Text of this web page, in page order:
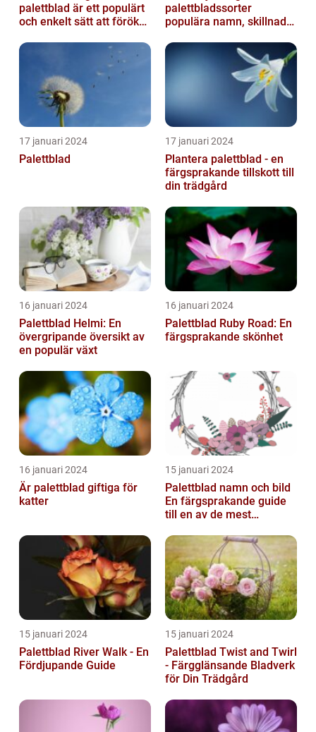
palettblad är ett populärt
och enkelt sätt att föröka
palettbladssorter
populära namn, skillnader
17 januari 2024
Palettblad
17 januari 2024
Plantera palettblad - en
färgsprakande tillskott till
din trädgård
16 januari 2024
Palettblad Helmi: En
övergripande översikt av
en populär växt
16 januari 2024
Palettblad Ruby Road: En
färgsprakande skönhet
16 januari 2024
Är palettblad giftiga för
katter
15 januari 2024
Palettblad namn och bild
En färgsprakande guide
till en av de mest
inomhusväxterna
15 januari 2024
Palettblad River Walk - En
Fördjupande Guide
15 januari 2024
Palettblad Twist and Twirl
- Färgglänsande Bladverk
för Din Trädgård